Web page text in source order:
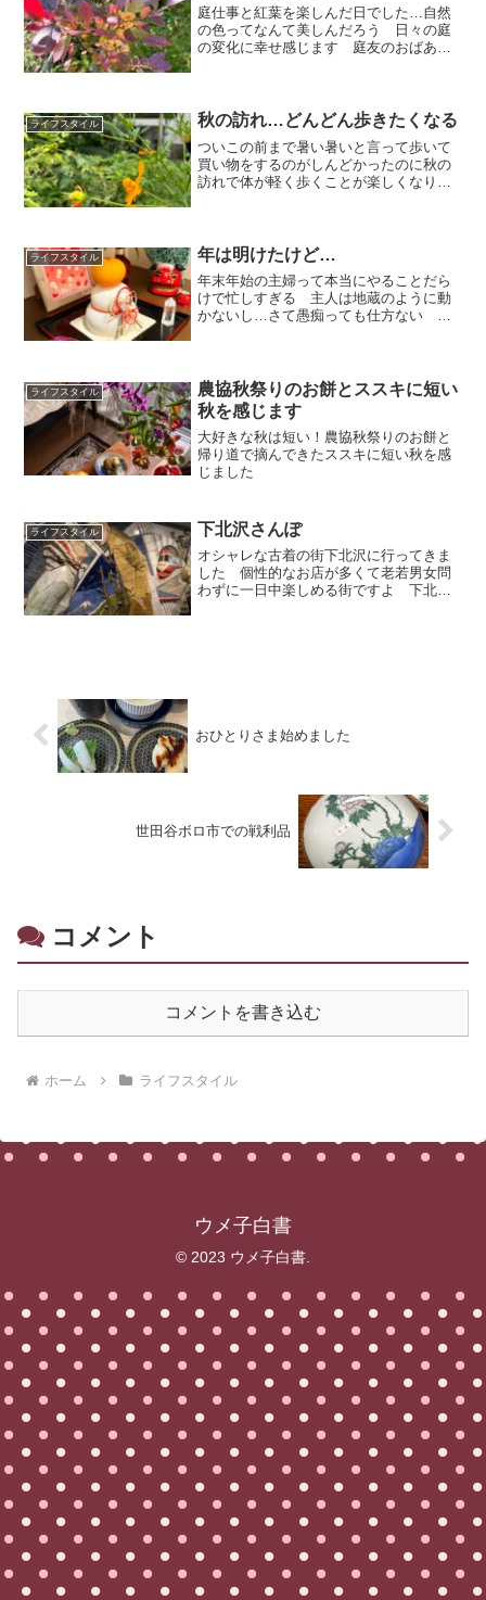
庭仕事と紅葉を楽しんだ日でした…自然
の色ってなんて美しんだろう 日々の庭
の変化に幸せ感じます 庭友のおばあち
ライフスタイル 秋の訪れ…どんどん歩きたくなる
ついこの前まで暑い暑いと言って歩いて
買い物をするのがしんどかったのに秋の
訪れで体が軽く歩くことが楽しくなりま
ライフスタイル 年は明けたけど…
年末年始の主婦って本当にやることだら
けで忙しすぎる 主人は地蔵のように動
かないし…さて愚痴っても仕方ない 二
ライフスタイル
農協秋祭りのお餅とススキに短い
秋を感じます
大好きな秋は短い！農協秋祭りのお餅と
帰り道で摘んできたススキに短い秋を感
じました
ライフスタイル 下北沢さんぽ
オシャレな古着の街下北沢に行ってきま
した 個性的なお店が多くて老若男女問
わずに一日中楽しめる街ですよ 下北沢
おひとりさま始めました
世田谷ボロ市での戦利品
コメント
コメントを書き込む
ホーム ライフスタイル
ウメ子白書
© 2023 ウメ子白書.